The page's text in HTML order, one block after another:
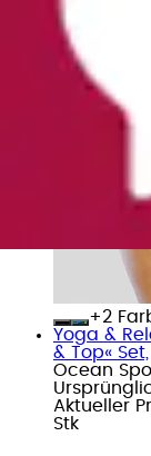
+
Yoga &
& Top«
Ocean
Aktueller
Stk